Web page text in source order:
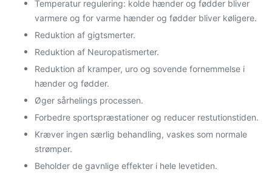
Temperatur regulering: kolde hænder og fødder bliver
varmere og for varme hænder og fødder bliver køligere.
Reduktion af gigtsmerter.
Reduktion af Neuropatismerter.
Reduktion af kramper, uro og sovende fornemmelse i
hænder og fødder.
Øger sårhelings processen.
Forbedre sportspræstationer og reducer restutionstiden.
Kræver ingen særlig behandling, vaskes som normale
strømper.
Beholder de gavnlige effekter i hele levetiden.